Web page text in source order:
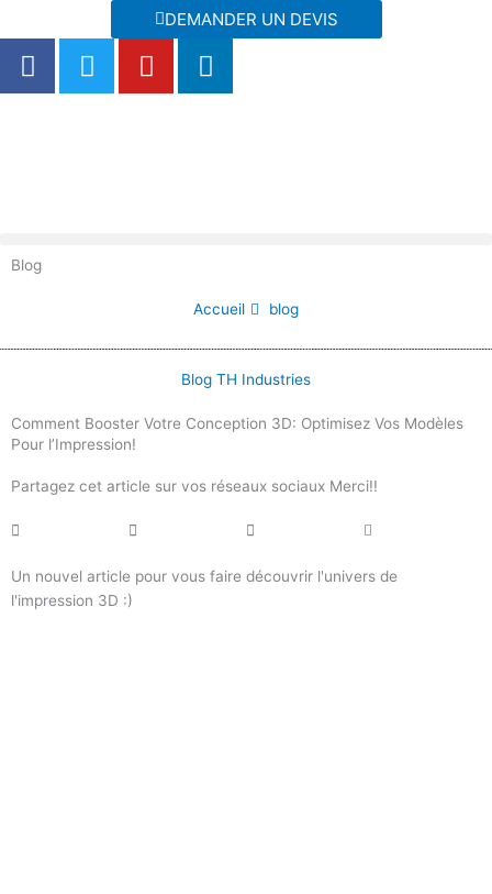
au
contenu
DEMANDER UN DEVIS
F
a
T
w
Y
o
L
i
Blog
Accueil blog
Blog TH Industries
Comment Booster Votre Conception 3D: Optimisez Vos Modèles
Pour l’Impression!
Partagez cet article sur vos réseaux sociaux Merci!!
Un nouvel article pour vous faire découvrir l'univers de
l'impression 3D :)